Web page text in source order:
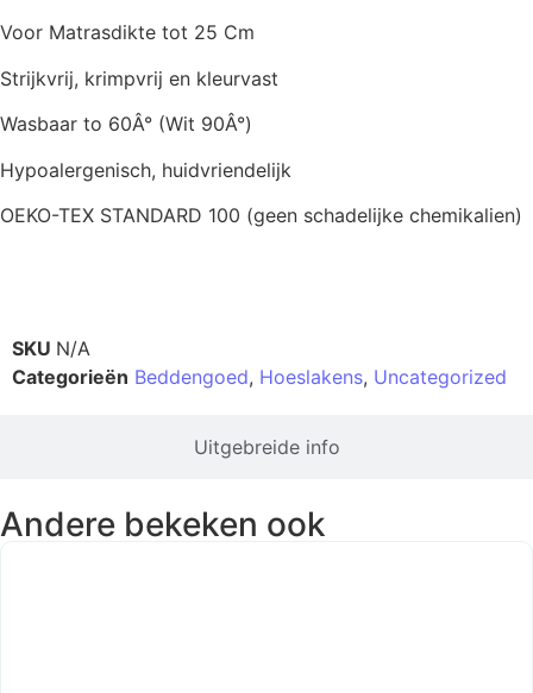
Voor Matrasdikte tot 25 Cm
Strijkvrij, krimpvrij en kleurvast
Wasbaar to 60Â° (Wit 90Â°)
Hypoalergenisch, huidvriendelijk
OEKO-TEX STANDARD 100 (geen schadelijke chemikalien)
Uitgebreide info
SKU N/A
Categorieën Beddengoed, Hoeslakens, Uncategorized
Andere bekeken ook